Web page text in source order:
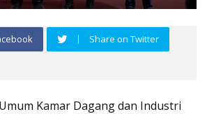
Share on Twitter
Kamar Dagang dan Industri